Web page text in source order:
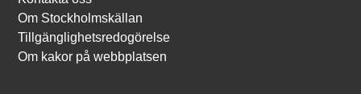
Om Stockholmskällan
Tillgänglighetsredogörelse
Om kakor på webbplatsen